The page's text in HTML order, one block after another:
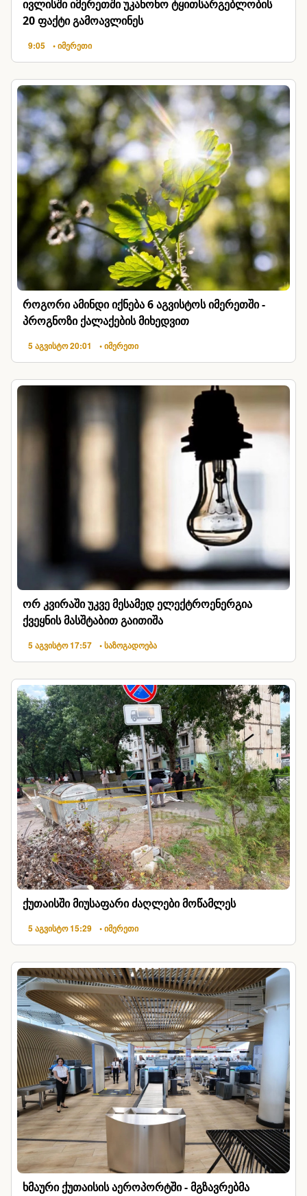
ივლისში იმერეთში უკანონო ტყითსარგებლობის
20 ფაქტი გამოავლინეს
9:05 • იმერეთი
როგორი ამინდი იქნება 6 აგვისტოს იმერეთში -
პროგნოზი ქალაქების მიხედვით
5 აგვისტო 20:01 • იმერეთი
ორ კვირაში უკვე მესამედ ელექტროენერგია
ქვეყნის მასშტაბით გაითიშა
5 აგვისტო 17:57 • საზოგადოება
ქუთაისში მიუსაფარი ძაღლები მოწამლეს
5 აგვისტო 15:29 • იმერეთი
ხმაური ქუთაისის აეროპორტში - მგზავრებმა